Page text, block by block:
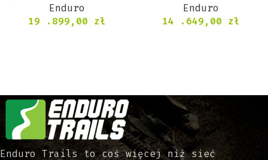
Enduro
19 .899,00 zł
Enduro
14 .649,00 zł
Enduro Trails to coś więcej niż sieć